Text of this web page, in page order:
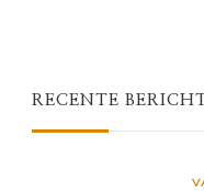
RECENTE